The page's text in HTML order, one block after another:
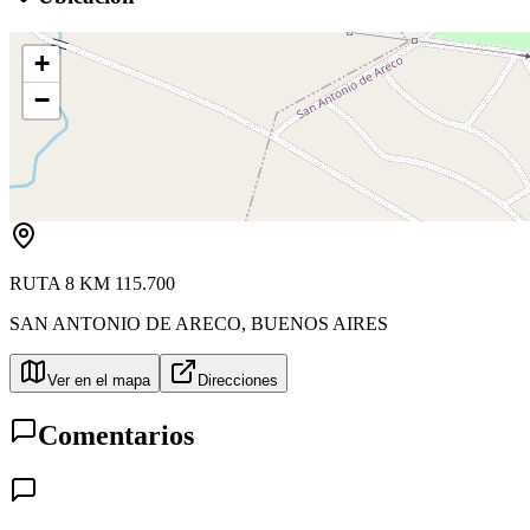
+
−
RUTA 8 KM 115.700
SAN ANTONIO DE ARECO, BUENOS AIRES
Ver en el mapa Direcciones
Comentarios